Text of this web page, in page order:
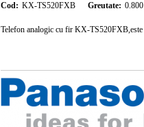
Cod: KX-TS520FXB Greutate: 0.800
Telefon analogic cu fir KX-